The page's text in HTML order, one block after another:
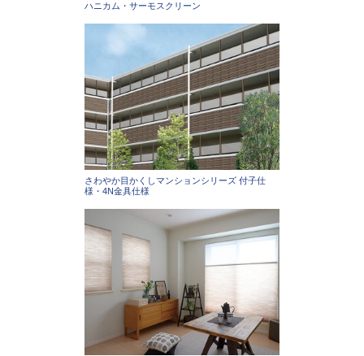
ハニカム・サーモスクリーン
さわやか目かくしマンションシリーズ 付子仕
様・4N金具仕様